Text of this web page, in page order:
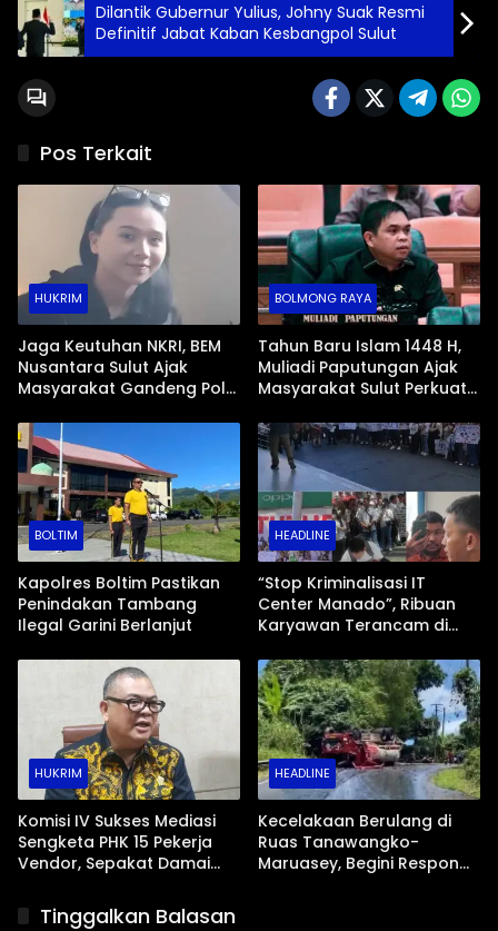
Dilantik Gubernur Yulius, Johny Suak Resmi
Definitif Jabat Kaban Kesbangpol Sulut
Pos Terkait
HUKRIM
Jaga Keutuhan NKRI, BEM
Nusantara Sulut Ajak
Masyarakat Gandeng Polri
Kondusif
BOLMONG RAYA
Tahun Baru Islam 1448 H,
Muliadi Paputungan Ajak
Masyarakat Sulut Perkuat
Kebersamaan
BOLTIM
Kapolres Boltim Pastikan
Penindakan Tambang
Ilegal Garini Berlanjut
HEADLINE
“Stop Kriminalisasi IT
Center Manado”, Ribuan
Karyawan Terancam di
HUKRIM
Komisi IV Sukses Mediasi
Sengketa PHK 15 Pekerja
Vendor, Sepakat Damai
HEADLINE
Kecelakaan Berulang di
Ruas Tanawangko-
Maruasey, Begini Respon
Tinggalkan Balasan